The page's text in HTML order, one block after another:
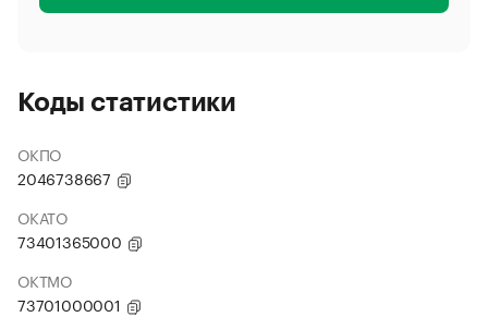
Коды статистики
ОКПО
2046738667
ОКАТО
73401365000
ОКТМО
73701000001